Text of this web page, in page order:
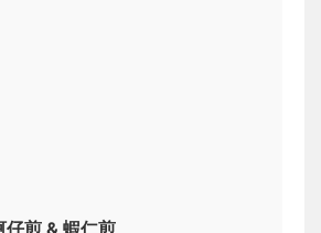
仔煎 & 蝦仁煎